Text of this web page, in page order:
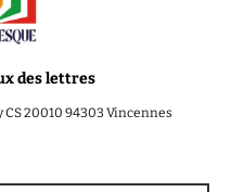
des lettres
CS 20010 94303 Vincennes